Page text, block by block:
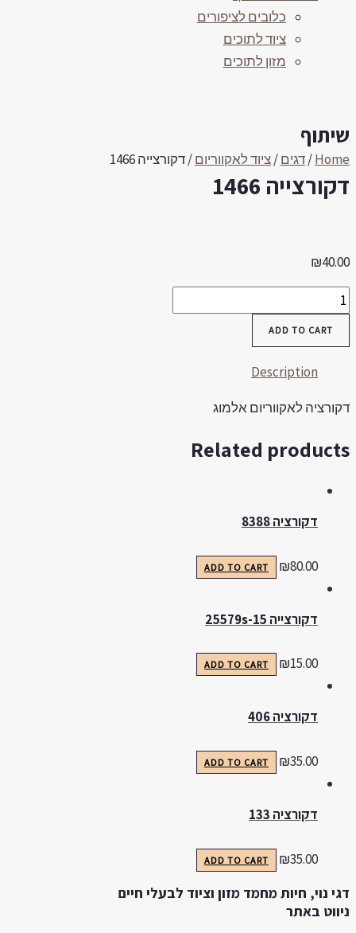
כלובים לציפורים
ציוד לתוכים
מזון לתוכים
/דגים/ציוד לאקווריום/ דקורצייה 1466
1466
₪
ADD TO CART
Description
לאקווריום אלמוג
Related
דקורציה 8388
₪80.00
ADD TO CART
דקורצייה 25579s-15
₪15.00
ADD TO CART
דקורציה 406
₪35.00
ADD TO CART
דקורציה 133
₪35.00
ADD TO CART
נוי, חיות מחמד מזון וציוד לבעלי חיים
באתר